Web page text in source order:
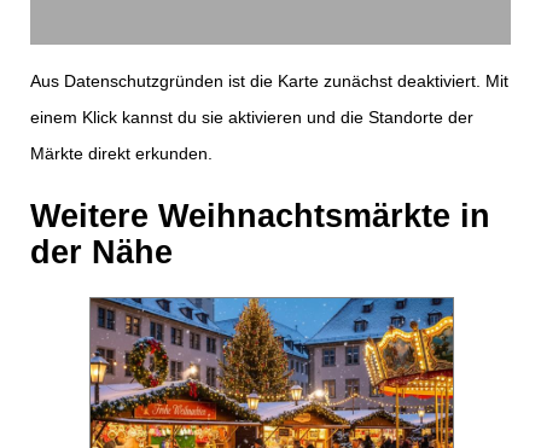
Aus Datenschutzgründen ist die Karte zunächst deaktiviert. Mit
einem Klick kannst du sie aktivieren und die Standorte der
Märkte direkt erkunden.
Weitere Weihnachtsmärkte in
der Nähe